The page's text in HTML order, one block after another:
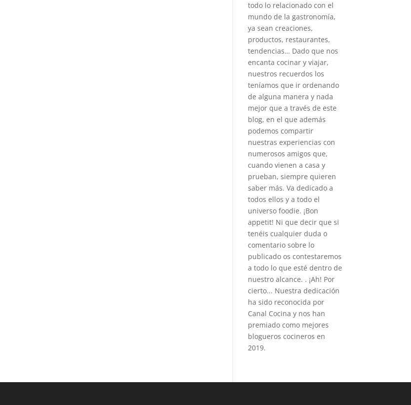
todo lo relacionado con el
mundo de la gastronomía,
ya sean creaciones,
productos, restaurantes,
tendencias… Dado que nos
encanta cocinar y viajar,
nuestros recuerdos los
teníamos que ir ordenando
de alguna manera y nada
mejor que a través de este
blog, en el que además
podemos compartir
nuestras experiencias con
numerosos amigos que,
cuando vienen a casa y
prueban, siempre quieren
saber más. Va dedicado a
todos ellos y a todo el
universo foodie. ¡Bon
appetit! Ni que decir que si
tenéis cualquier duda o
comentario sobre lo
publicado os contestaremos
a todo lo que esté dentro de
nuestro alcance. . ¡Ah! Por
cierto... Nuestra dedicación
ha sido reconocida por
Canal Cocina y nos han
premiado como mejores
blogueros cocineros en
2019.